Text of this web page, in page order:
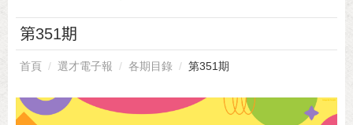
第351期
首頁 選才電子報 各期目錄 第351期